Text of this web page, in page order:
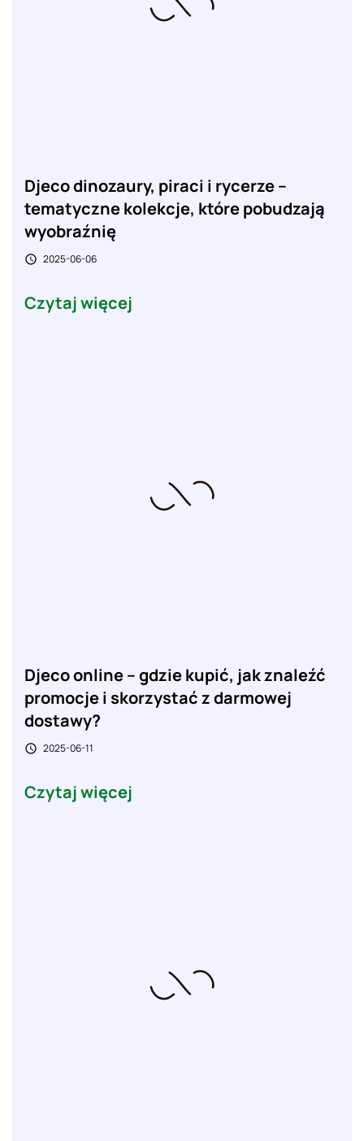
Djeco dinozaury, piraci i rycerze –
tematyczne kolekcje, które pobudzają
wyobraźnię
 2025-06-06
Czytaj więcej
Djeco online – gdzie kupić, jak znaleźć
promocje i skorzystać z darmowej
dostawy?
 2025-06-11
Czytaj więcej